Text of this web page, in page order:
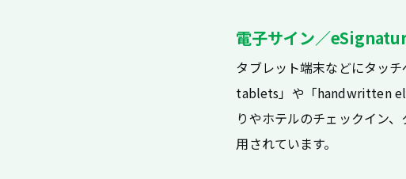
電子サイン／
タブレット端末などにタッ
tablets」や「handwritten
りやホテルのチェックイン
用されています。